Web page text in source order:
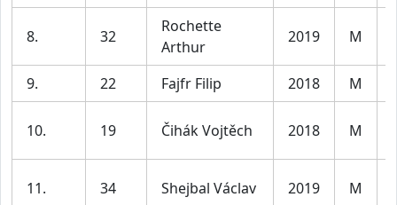
8. 32
Rochette
Arthur
2019 M
9. 22 Fajfr Filip 2018 M
10. 19 Čihák Vojtěch 2018 M
11. 34 Shejbal Václav 2019 M